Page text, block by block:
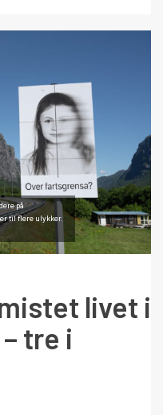
på
til flere ulykker.
livet i
tre i